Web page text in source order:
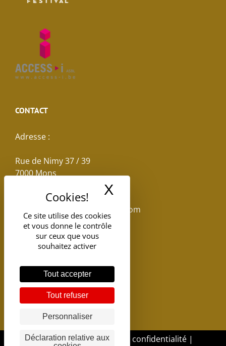
Ce site utilise des cookies
et vous donne le contrôle
sur ceux que vous
souhaitez activer
Tout accepter
Tout refuser
Personnaliser
Déclaration relative aux
X
CONTACT
Adresse :
Rue de Nimy 37 / 39
7000 Mons
reservations.losseau@gmail.com
Tel: +32(0)65.398.880
DGSI - 2017 |Politique de confidentialité |